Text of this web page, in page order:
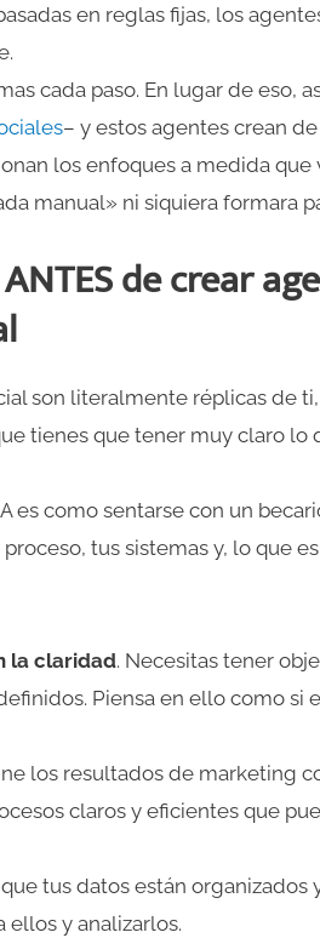
en reglas fijas, los
cada paso. En lugar de eso,
– y estos agentes crean
los enfoques a medida que
manual» ni siquiera formara
de crear
son literalmente réplicas de
tienes que tener muy claro lo
es como sentarse con un
tus sistemas y, lo que
la claridad. Necesitas tener
Piensa en ello como si
los resultados de marketing
claros y eficientes que
tus datos están organizados
ellos y analizarlos.